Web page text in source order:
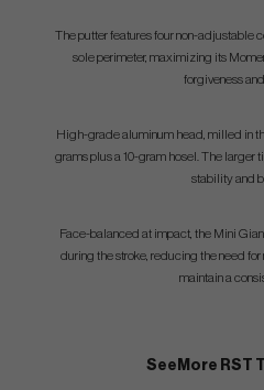
The putter features four non-adjustable
sole perimeter, maximizing its
forgiveness
High-grade aluminum head, milled in
grams plus a 10-gram hosel. The larger
stability and
Face-balanced at impact, the Mini
during the stroke, reducing the need
maintain a
SeeMore RST